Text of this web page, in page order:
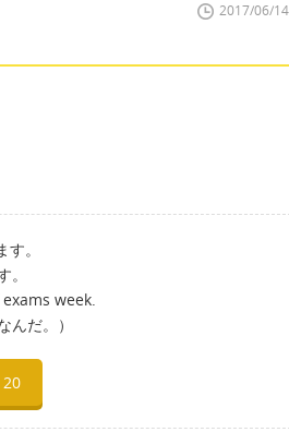
2017/06/
。
week.
んだ。）
20